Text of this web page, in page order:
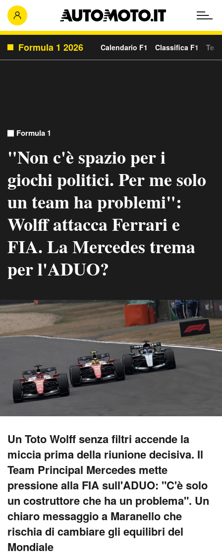
Formula 1 2026 Calendario F1 Classifica F1
Formula 1
"Non c'è spazio per i
giochi politici. Per me solo
un team ha problemi":
Wolff attacca Ferrari e
FIA. La Mercedes trema
per l'ADUO?
Un Toto Wolff senza filtri accende la
miccia prima della riunione decisiva. Il
Team Principal Mercedes mette
pressione alla FIA sull'ADUO: "C'è solo
un costruttore che ha un problema". Un
chiaro messaggio a Maranello che
rischia di cambiare gli equilibri del
Mondiale